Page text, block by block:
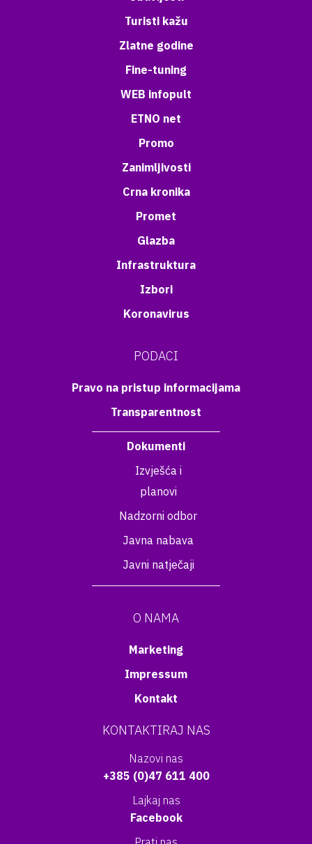
Turisti kažu
Zlatne godine
Fine-tuning
WEB infopult
ETNO net
Promo
Zanimljivosti
Crna kronika
Promet
Glazba
Infrastruktura
Izbori
Koronavirus
PODACI
Pravo na pristup informacijama
Transparentnost
Dokumenti
Izvješća i
planovi
Nadzorni odbor
Javna nabava
Javni natječaji
O NAMA
Marketing
Impressum
Kontakt
KONTAKTIRAJ NAS
Nazovi nas
+385 (0)47 611 400
Lajkaj nas
Facebook